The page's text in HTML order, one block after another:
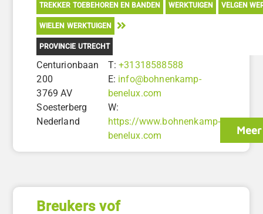
TREKKER TOEBEHOREN EN BANDEN WERKTUIGEN VELGEN
WIELEN WERKTUIGEN
PROVINCIE UTRECHT
Centurionbaan
200
3769 AV
Soesterberg
Nederland
T:+31318588588
E: info@bohnenkamp-
benelux.com
W:
https://www.bohnenkamp-
benelux.com
Breukers vof